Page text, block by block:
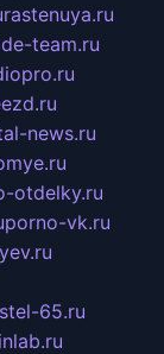
rastenuya.ru
team.ru
news.ru
otdelky.ru
porno-vk.ru
65.ru